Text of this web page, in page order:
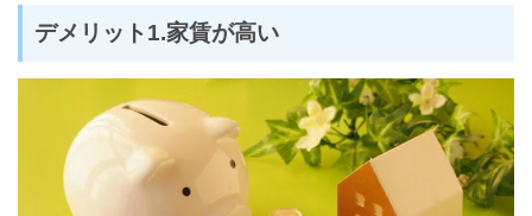
デメリット1.家賃が高い